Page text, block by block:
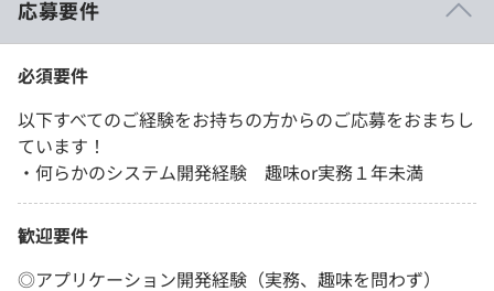
応募要件
必須要件
以下すべてのご経験をお持ちの方からのご応募をおまちし
ています！
・何らかのシステム開発経験 趣味or実務１年未満
歓迎要件
◎アプリケーション開発経験（実務、趣味を問わず）